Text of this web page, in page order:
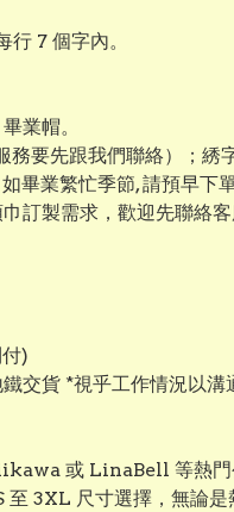
7 個字內。
業帽。
要先跟我們聯絡）；綉
畢業繁忙季節, 請預早下
訂製需求，歡迎先聯絡客
)
交貨 *視乎工作情況以溝
或 LinaBell 等熱門
至 3XL 尺寸選擇，無論